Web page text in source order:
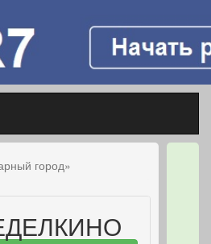
город»